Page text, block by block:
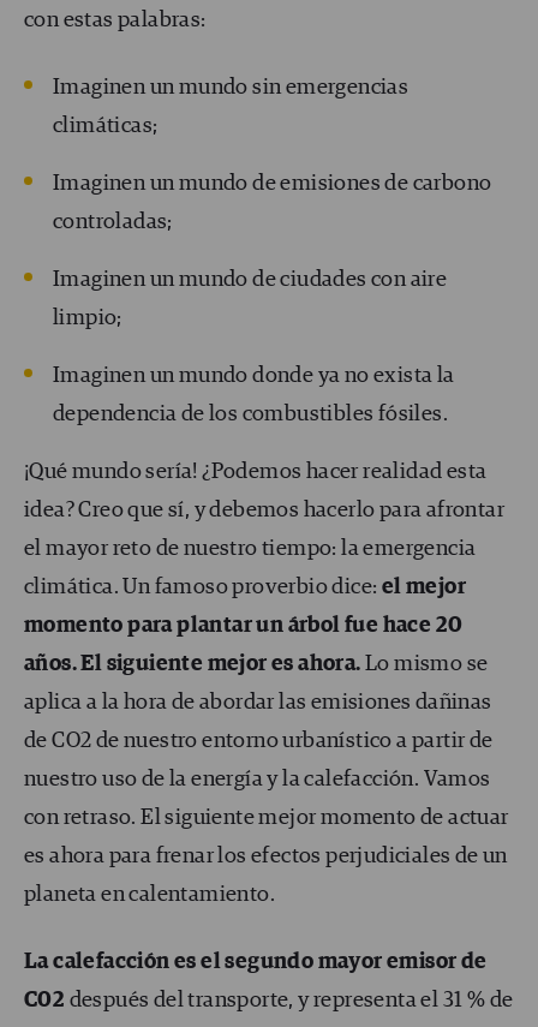
con estas palabras:
Imaginen un mundo sin emergencias
climáticas;
Imaginen un mundo de emisiones de carbono
controladas;
Imaginen un mundo de ciudades con aire
limpio;
Imaginen un mundo donde ya no exista la
dependencia de los combustibles fósiles.
¡Qué mundo sería! ¿Podemos hacer realidad esta
idea? Creo que sí, y debemos hacerlo para afrontar
el mayor reto de nuestro tiempo: la emergencia
climática. Un famoso proverbio dice: el mejor
momento para plantar un árbol fue hace 20
años. El siguiente mejor es ahora. Lo mismo se
aplica a la hora de abordar las emisiones dañinas
de CO2 de nuestro entorno urbanístico a partir de
nuestro uso de la energía y la calefacción. Vamos
con retraso. El siguiente mejor momento de actuar
es ahora para frenar los efectos perjudiciales de un
planeta en calentamiento.
La calefacción es el segundo mayor emisor de
C02 después del transporte, y representa el 31 % de